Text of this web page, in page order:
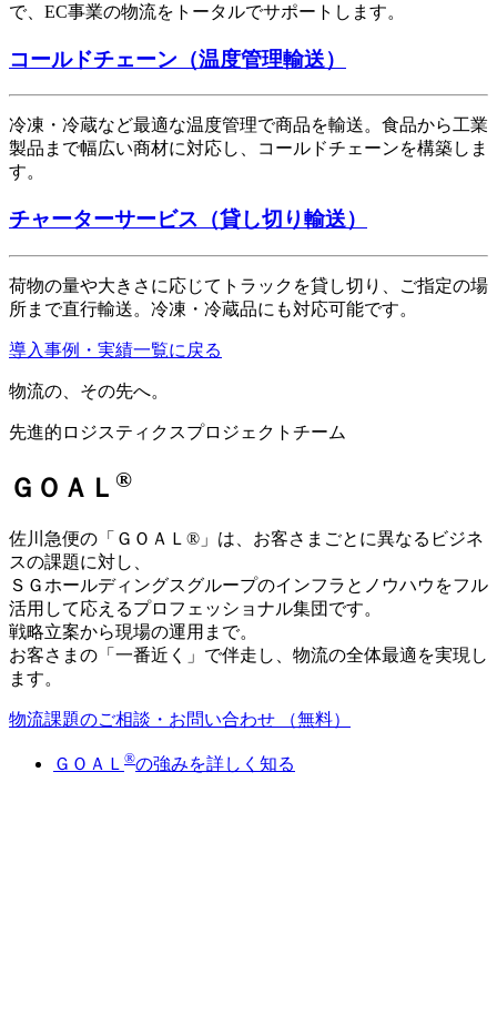
で、EC事業の物流をトータルでサポートします。
コールドチェーン（温度管理輸送）
冷凍・冷蔵など最適な温度管理で商品を輸送。食品から工業
製品まで幅広い商材に対応し、コールドチェーンを構築しま
す。
チャーターサービス（貸し切り輸送）
荷物の量や大きさに応じてトラックを貸し切り、ご指定の場
所まで直行輸送。冷凍・冷蔵品にも対応可能です。
導入事例・実績一覧に戻る
物流の、その先へ。
先進的ロジスティクスプロジェクトチーム
ＧＯＡＬ ®
佐川急便の「ＧＯＡＬ®」は、お客さまごとに異なるビジネ
スの課題に対し、
ＳＧホールディングスグループのインフラとノウハウをフル
活用して応えるプロフェッショナル集団です。
戦略立案から現場の運用まで。
お客さまの「一番近く」で伴走し、物流の全体最適を実現し
ます。
物流課題のご相談・お問い合わせ （無料）
ＧＯＡＬ ®の強みを詳しく知る